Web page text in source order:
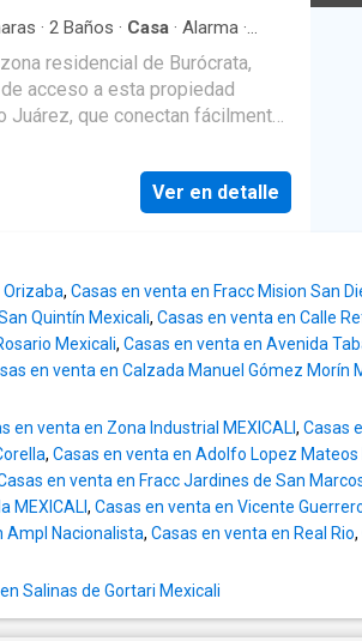
· 2 Baños · Casa · Alarma ·
residencial de Burócrata,
acceso a esta propiedad
Juárez, que conectan fácilmente
de Mexicali! Esta
una con su propio baño
así como el cuarto de servicio y
cuenta con sistema de
y área de lavandería.
mascotas en casa. En los
Ver en detalle
Orizaba, Casas en venta en Fracc Mision San
Quintín Mexicali, Casas en venta en Calle
Mexicali, Casas en venta en Avenida
en venta en Calzada Manuel Gómez Morín
en venta en Zona Industrial MEXICALI , Casas
, Casas en venta en Adolfo Lopez Mateos
en venta en Fracc Jardines de San
MEXICALI , Casas en venta en Vicente
Ampl Nacionalista, Casas en venta en Real Rio,
Salinas de Gortari Mexicali